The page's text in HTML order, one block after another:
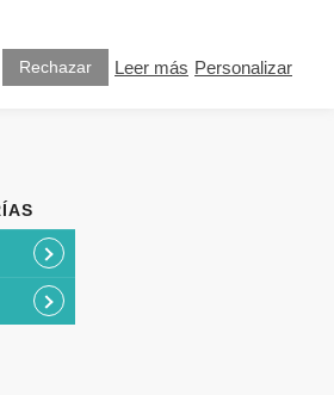
Rechazar Leer más Personalizar